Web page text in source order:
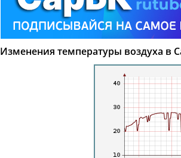
Изменения температуры воздуха в